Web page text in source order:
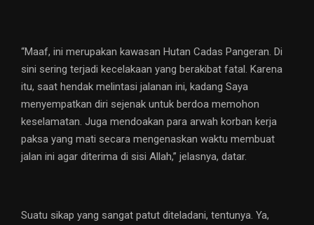
“Maaf, ini merupakan kawasan Hutan Cadas Pangeran. Di
sini sering terjadi kecelakaan yang berakibat fatal. Karena
itu, saat hendak melintasi jalanan ini, kadang Saya
menyempatkan diri sejenak untuk berdoa memohon
keselamatan. Juga mendoakan para arwah korban kerja
paksa yang mati secara mengenaskan waktu membuat
jalan ini agar diterima di sisi Allah,” jelasnya, datar.
Suatu sikap yang sangat patut diteladani, tentunya. Ya,